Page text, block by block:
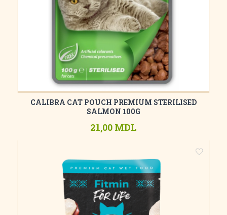
CALIBRA CAT POUCH PREMIUM STERILISED
SALMON 100G
21,00 MDL